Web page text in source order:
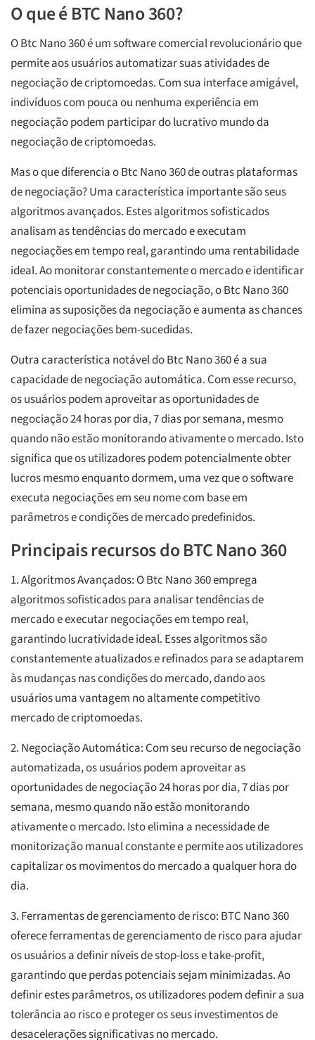
O que é BTC Nano 360?
O Btc Nano 360 é um software comercial revolucionário que
permite aos usuários automatizar suas atividades de
negociação de criptomoedas. Com sua interface amigável,
indivíduos com pouca ou nenhuma experiência em
negociação podem participar do lucrativo mundo da
negociação de criptomoedas.
Mas o que diferencia o Btc Nano 360 de outras plataformas
de negociação? Uma característica importante são seus
algoritmos avançados. Estes algoritmos sofisticados
analisam as tendências do mercado e executam
negociações em tempo real, garantindo uma rentabilidade
ideal. Ao monitorar constantemente o mercado e identificar
potenciais oportunidades de negociação, o Btc Nano 360
elimina as suposições da negociação e aumenta as chances
de fazer negociações bem-sucedidas.
Outra característica notável do Btc Nano 360 é a sua
capacidade de negociação automática. Com esse recurso,
os usuários podem aproveitar as oportunidades de
negociação 24 horas por dia, 7 dias por semana, mesmo
quando não estão monitorando ativamente o mercado. Isto
significa que os utilizadores podem potencialmente obter
lucros mesmo enquanto dormem, uma vez que o software
executa negociações em seu nome com base em
parâmetros e condições de mercado predefinidos.
Principais recursos do BTC Nano 360
1. Algoritmos Avançados: O Btc Nano 360 emprega
algoritmos sofisticados para analisar tendências de
mercado e executar negociações em tempo real,
garantindo lucratividade ideal. Esses algoritmos são
constantemente atualizados e refinados para se adaptarem
às mudanças nas condições do mercado, dando aos
usuários uma vantagem no altamente competitivo
mercado de criptomoedas.
2. Negociação Automática: Com seu recurso de negociação
automatizada, os usuários podem aproveitar as
oportunidades de negociação 24 horas por dia, 7 dias por
semana, mesmo quando não estão monitorando
ativamente o mercado. Isto elimina a necessidade de
monitorização manual constante e permite aos utilizadores
capitalizar os movimentos do mercado a qualquer hora do
dia.
3. Ferramentas de gerenciamento de risco: BTC Nano 360
oferece ferramentas de gerenciamento de risco para ajudar
os usuários a definir níveis de stop-loss e take-profit,
garantindo que perdas potenciais sejam minimizadas. Ao
definir estes parâmetros, os utilizadores podem definir a sua
tolerância ao risco e proteger os seus investimentos de
desacelerações significativas no mercado.